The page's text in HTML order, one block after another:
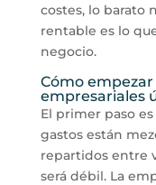
costes, lo barato
rentable es lo
negocio.
Cómo
empresariales
El primer paso
gastos están
repartidos entre
será débil. La